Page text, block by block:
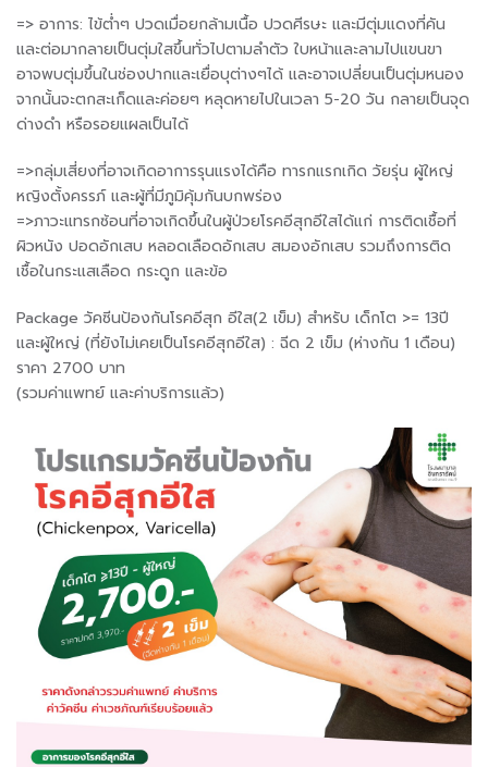
=> อาการ: ไข้ต่ำๆ ปวดเมื่อยกล้ามเนื้อ ปวดศีรษะ และมีตุ่มแดงที่คัน
และต่อมากลายเป็นตุ่มใสขึ้นทั่วไปตามลำตัว ใบหน้าและลามไปแขนขา
อาจพบตุ่มขึ้นในช่องปากและเยื่อบุต่างๆได้ และอาจเปลี่ยนเป็นตุ่มหนอง
จากนั้นจะตกสะเก็ดและค่อยๆ หลุดหายไปในเวลา 5-20 วัน กลายเป็นจุด
ด่างดำ หรือรอยแผลเป็นได้
=>กลุ่มเสี่ยงที่อาจเกิดอาการรุนแรงได้คือ ทารกแรกเกิด วัยรุ่น ผู้ใหญ่
หญิงตั้งครรภ์ และผู้ที่มีภูมิคุ้มกันบกพร่อง
=>ภาวะแทรกซ้อนที่อาจเกิดขึ้นในผู้ป่วยโรคอีสุกอีใสได้แก่ การติดเชื้อที่
ผิวหนัง ปอดอักเสบ หลอดเลือดอักเสบ สมองอักเสบ รวมถึงการติด
เชื้อในกระแสเลือด กระดูก และข้อ
Package วัคซีนป้องกันโรคอีสุก อีใส(2 เข็ม) สำหรับ เด็กโต >= 13ปี
และผู้ใหญ่ (ที่ยังไม่เคยเป็นโรคอีสุกอีใส) : ฉีด 2 เข็ม (ห่างกัน 1 เดือน)
ราคา 2700 บาท
(รวมค่าแพทย์ และค่าบริการแล้ว)